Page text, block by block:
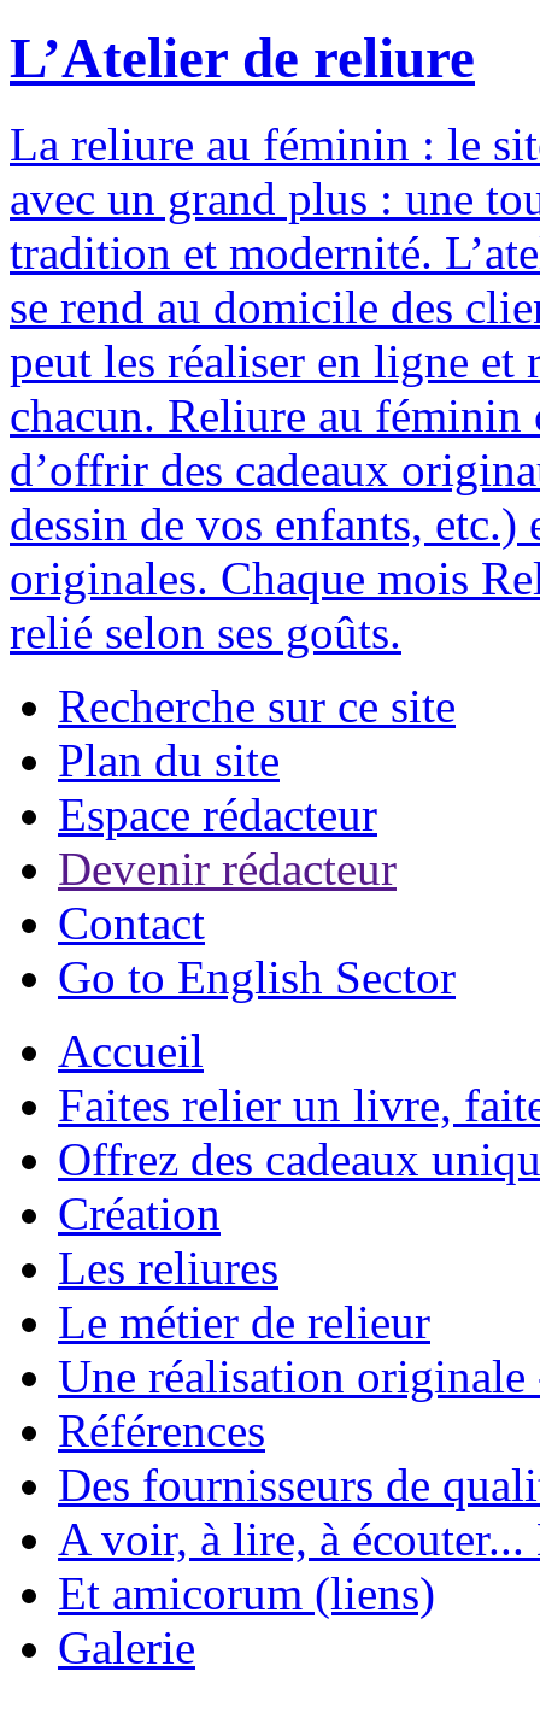
L’Atelier de reliure
La reliure au féminin : le
avec un grand plus : une
tradition et modernité.
se rend au domicile des
peut les réaliser en ligne et
chacun. Reliure au féminin
d’offrir des cadeaux
dessin de vos enfants,
originales. Chaque mois
relié selon ses goûts.
Recherche sur ce site
Plan du site
Espace rédacteur
Devenir rédacteur
Contact
Go to English Sector
Accueil
Faites relier un livre,
Offrez des cadeaux
Création
Les reliures
Le métier de relieur
Une réalisation
Références
Des fournisseurs de
A voir, à lire, à écouter...
Et amicorum (liens)
Galerie